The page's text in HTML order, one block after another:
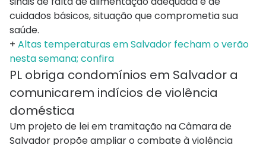
cuidados básicos, situação que comprometia sua
saúde.
+ Altas temperaturas em Salvador fecham o verão
nesta semana; confira
PL obriga condomínios em Salvador a
comunicarem indícios de violência
doméstica
Um projeto de lei em tramitação na Câmara de
Salvador propõe ampliar o combate à violência